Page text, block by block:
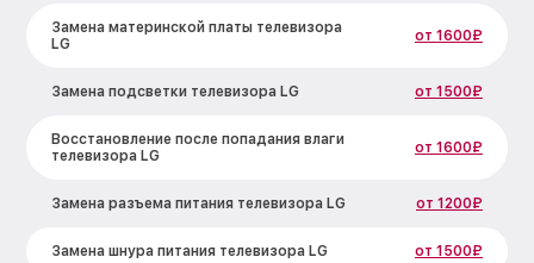
Замена материнской платы телевизора
LG
от 1600₽
Замена подсветки телевизора LG от 1500₽
Восстановление после попадания влаги
телевизора LG
от 1600₽
Замена разъема питания телевизора LG от 1200₽
Замена шнура питания телевизора LG от 1500₽